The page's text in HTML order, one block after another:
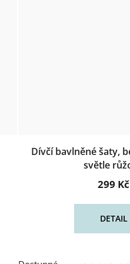
Dívčí bavlněné šaty,
světle
299 Kč
DETAIL